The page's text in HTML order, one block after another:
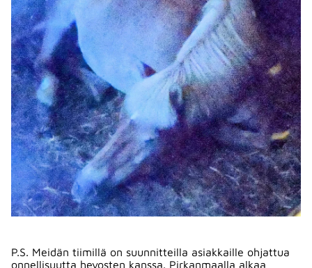
P.S. Meidän tiimillä on suunnitteilla asiakkaille ohjattua
onnellisuutta hevosten kanssa. Pirkanmaalla alkaa